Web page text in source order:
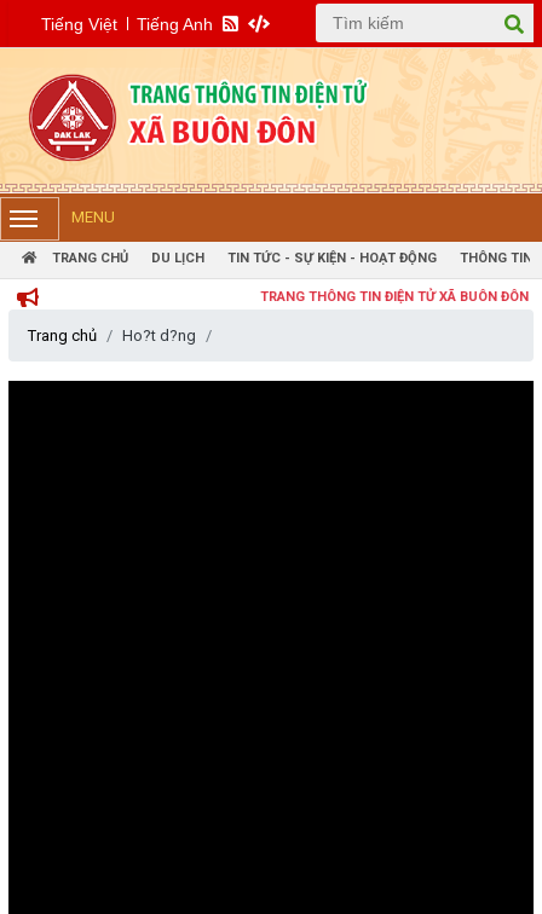
Tiếng Việt Tiếng Anh
MENU
TRANG CHỦ DU LỊCH TIN TỨC - SỰ KIỆN - HOẠT ĐỘNG THÔNG TIN
TRANG THÔNG TIN ĐIỆN TỬ XÃ BUÔN ĐÔN
Trang chủ Ho?t d?ng